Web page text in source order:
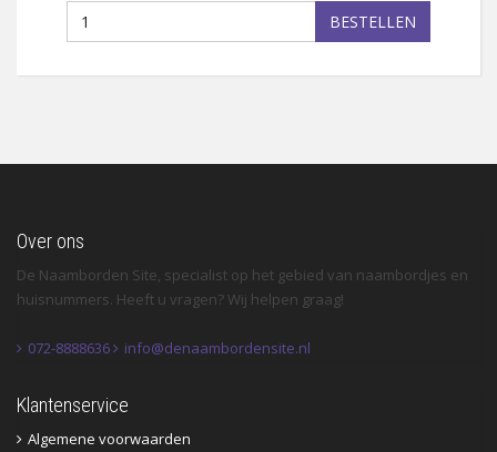
BESTELLEN
Over ons
De Naamborden Site, specialist op het gebied van naambordjes en
huisnummers. Heeft u vragen? Wij helpen graag!
072-8888636 info@denaambordensite.nl
Klantenservice
Algemene voorwaarden